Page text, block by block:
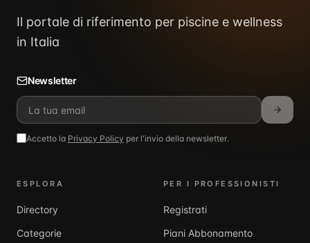
Il portale di riferimento per piscine e wellness
in Italia
Newsletter
Accetto la Privacy Policy per l'invio della newsletter.
ESPLORA
Directory
Categorie
PER I PROFESSIONISTI
Registrati
Piani Abbonamento